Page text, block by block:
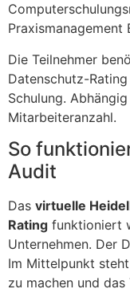
Praxismanagement
Die Teilnehmer
Datenschutz-
Schulung.
Mitarbeiteranzahl.
So
Audit
Das virtuelle
Rating funktioniert
Unternehmen. Der
Im Mittelpunkt
zu machen und